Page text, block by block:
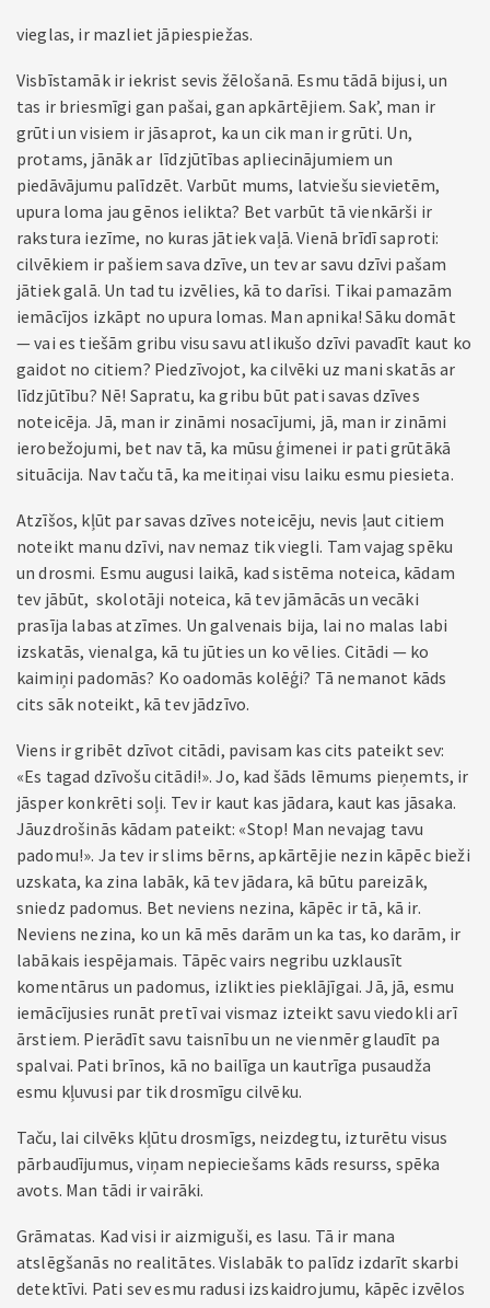
vieglas, ir mazliet jāpiespiežas.
Visbīstamāk ir iekrist sevis žēlošanā. Esmu tādā bijusi, un
tas ir briesmīgi gan pašai, gan apkārtējiem. Sak’, man ir
grūti un visiem ir jāsaprot, ka un cik man ir grūti. Un,
protams, jānāk ar līdzjūtības apliecinājumiem un
piedāvājumu palīdzēt. Varbūt mums, latviešu sievietēm,
upura loma jau gēnos ielikta? Bet varbūt tā vienkārši ir
rakstura iezīme, no kuras jātiek vaļā. Vienā brīdī saproti:
cilvēkiem ir pašiem sava dzīve, un tev ar savu dzīvi pašam
jātiek galā. Un tad tu izvēlies, kā to darīsi. Tikai pamazām
iemācījos izkāpt no upura lomas. Man apnika! Sāku domāt
— vai es tiešām gribu visu savu atlikušo dzīvi pavadīt kaut ko
gaidot no citiem? Piedzīvojot, ka cilvēki uz mani skatās ar
līdzjūtību? Nē! Sapratu, ka gribu būt pati savas dzīves
noteicēja. Jā, man ir zināmi nosacījumi, jā, man ir zināmi
ierobežojumi, bet nav tā, ka mūsu ģimenei ir pati grūtākā
situācija. Nav taču tā, ka meitiņai visu laiku esmu piesieta.
Atzīšos, kļūt par savas dzīves noteicēju, nevis ļaut citiem
noteikt manu dzīvi, nav nemaz tik viegli. Tam vajag spēku
un drosmi. Esmu augusi laikā, kad sistēma noteica, kādam
tev jābūt, skolotāji noteica, kā tev jāmācās un vecāki
prasīja labas atzīmes. Un galvenais bija, lai no malas labi
izskatās, vienalga, kā tu jūties un ko vēlies. Citādi — ko
kaimiņi padomās? Ko oadomās kolēģi? Tā nemanot kāds
cits sāk noteikt, kā tev jādzīvo.
Viens ir gribēt dzīvot citādi, pavisam kas cits pateikt sev:
«Es tagad dzīvošu citādi!». Jo, kad šāds lēmums pieņemts, ir
jāsper konkrēti soļi. Tev ir kaut kas jādara, kaut kas jāsaka.
Jāuzdrošinās kādam pateikt: «Stop! Man nevajag tavu
padomu!». Ja tev ir slims bērns, apkārtējie nezin kāpēc bieži
uzskata, ka zina labāk, kā tev jādara, kā būtu pareizāk,
sniedz padomus. Bet neviens nezina, kāpēc ir tā, kā ir.
Neviens nezina, ko un kā mēs darām un ka tas, ko darām, ir
labākais iespējamais. Tāpēc vairs negribu uzklausīt
komentārus un padomus, izlikties pieklājīgai. Jā, jā, esmu
iemācījusies runāt pretī vai vismaz izteikt savu viedokli arī
ārstiem. Pierādīt savu taisnību un ne vienmēr glaudīt pa
spalvai. Pati brīnos, kā no bailīga un kautrīga pusaudža
esmu kļuvusi par tik drosmīgu cilvēku.
Taču, lai cilvēks kļūtu drosmīgs, neizdegtu, izturētu visus
pārbaudījumus, viņam nepieciešams kāds resurss, spēka
avots. Man tādi ir vairāki.
Grāmatas. Kad visi ir aizmiguši, es lasu. Tā ir mana
atslēgšanās no realitātes. Vislabāk to palīdz izdarīt skarbi
detektīvi. Pati sev esmu radusi izskaidrojumu, kāpēc izvēlos